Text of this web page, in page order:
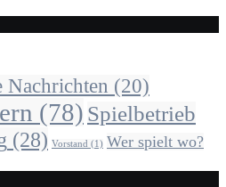
Nachrichten (20)
(78) Spielbetrieb
(28) Vorstand (1) Wer spielt wo?